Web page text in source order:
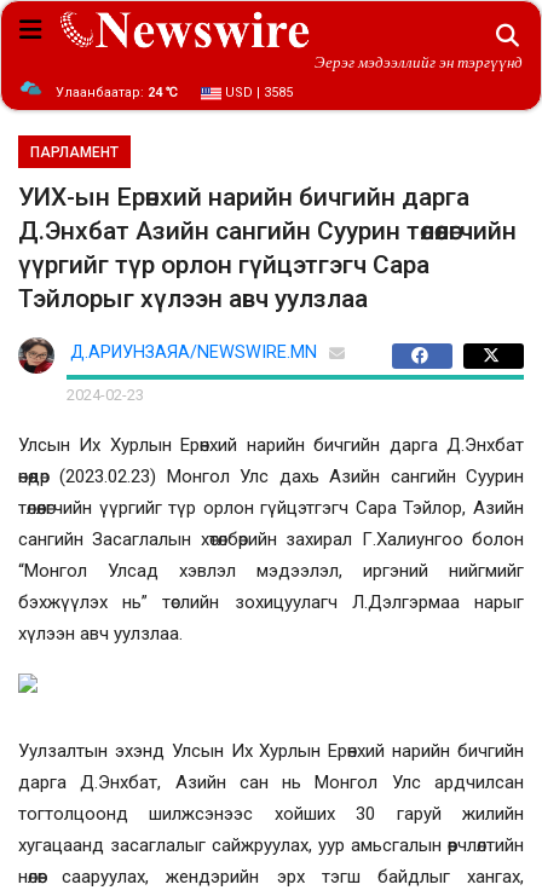
Эерэг мэдээллийг эн тэргүүнд
Улаанбаатар: 24 ℃ USD | 3585
ПАРЛАМЕНТ
УИХ-ын Ерөнхий нарийн бичгийн дарга
Д.Энхбат Азийн сангийн Суурин төлөөлөгчийн
үүргийг түр орлон гүйцэтгэгч Сара
Тэйлорыг хүлээн авч уулзлаа
Д.АРИУНЗАЯА/NEWSWIRE.MN
2024-02-23
Улсын Их Хурлын Ерөнхий нарийн бичгийн дарга Д.Энхбат
өнөөдөр (2023.02.23) Монгол Улс дахь Азийн сангийн Суурин
төлөөлөгчийн үүргийг түр орлон гүйцэтгэгч Сара Тэйлор, Азийн
сангийн Засаглалын хөтөлбөрийн захирал Г.Халиунгоо болон
“Монгол Улсад хэвлэл мэдээлэл, иргэний нийгмийг
бэхжүүлэх нь” төслийн зохицуулагч Л.Дэлгэрмаа нарыг
хүлээн авч уулзлаа.
Уулзалтын эхэнд Улсын Их Хурлын Ерөнхий нарийн бичгийн
дарга Д.Энхбат, Азийн сан нь Монгол Улс ардчилсан
тогтолцоонд шилжсэнээс хойших 30 гаруй жилийн
хугацаанд засаглалыг сайжруулах, уур амьсгалын өөрчлөлтийн
нөлөөг сааруулах, жендэрийн эрх тэгш байдлыг хангах,